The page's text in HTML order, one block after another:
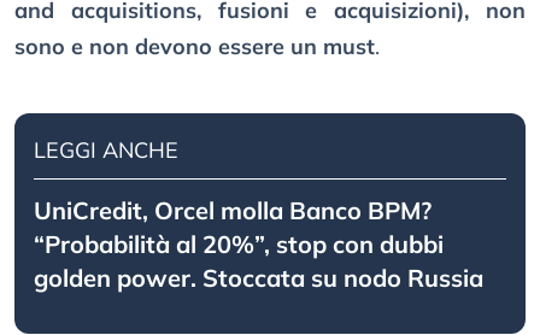
and acquisitions, fusioni e acquisizioni), non
sono e non devono essere un must.
LEGGI ANCHE
UniCredit, Orcel molla Banco BPM?
“Probabilità al 20%”, stop con dubbi
golden power. Stoccata su nodo Russia